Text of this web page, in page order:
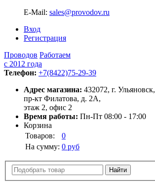
E-Mail: sales@provodov.ru
Вход
Регистрация
Проводов Работаем
с 2012 года
Телефон: +7(8422)75-29-39
Адрес магазина: 432072, г. Ульяновск,
пр-кт Филатова, д. 2А,
этаж 2, офис 2
Время работы: Пн-Пт 08:00 - 17:00
Корзина
Товаров:
0
На сумму: 0 руб